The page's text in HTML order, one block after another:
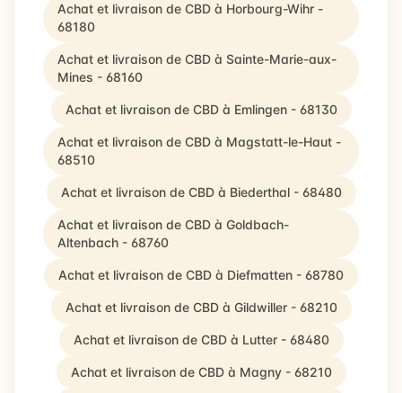
Achat et livraison de CBD à Horbourg-Wihr -
68180
Achat et livraison de CBD à Sainte-Marie-aux-
Mines - 68160
Achat et livraison de CBD à Emlingen - 68130
Achat et livraison de CBD à Magstatt-le-Haut -
68510
Achat et livraison de CBD à Biederthal - 68480
Achat et livraison de CBD à Goldbach-
Altenbach - 68760
Achat et livraison de CBD à Diefmatten - 68780
Achat et livraison de CBD à Gildwiller - 68210
Achat et livraison de CBD à Lutter - 68480
Achat et livraison de CBD à Magny - 68210